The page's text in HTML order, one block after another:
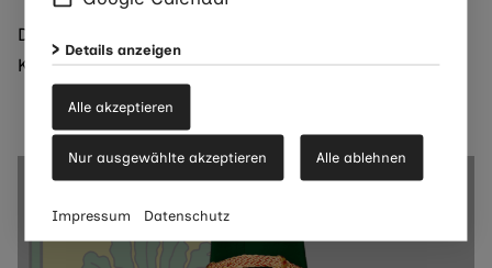
Details anzeigen
Alle akzeptieren
Nur ausgewählte akzeptieren Alle ablehnen
Impressum Datenschutz
Die Ostkompanie wird vertreten durch ihren
Kompanievorstand: